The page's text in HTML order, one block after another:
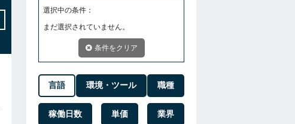
選択中の条件：
まだ選択されていません。
条件をクリア
言語 環境・ツール 職種
稼働日数 単価 業界